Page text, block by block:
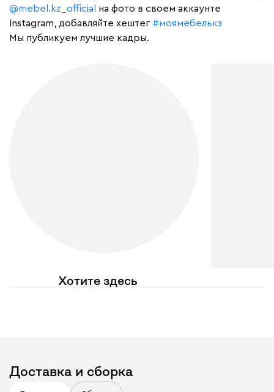
@mebel.kz_official
на фото в своем аккаунте
Instagram, добавляйте хештег #моямебелькз
Мы публикуем лучшие кадры.
Хотите здесь
Доставка и сборка